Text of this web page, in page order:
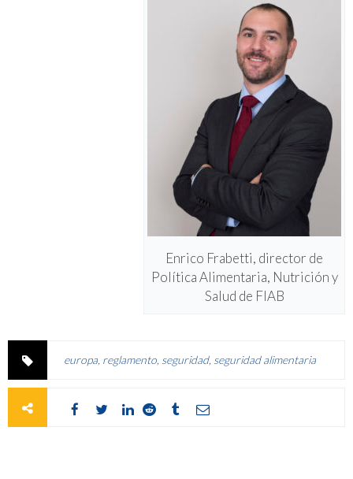
Enrico Frabetti, director de
Política Alimentaria, Nutrición y
Salud de FIAB
europa reglamento seguridad, seguridad alimentaria